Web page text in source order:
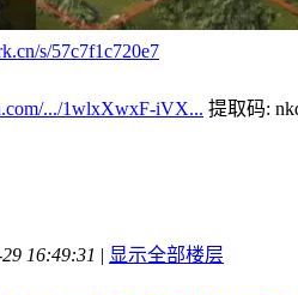
s/57c7f1c720e7
.../1wlxXwxF-iVX... 提取码:
16:49:31 | 显示全部楼层